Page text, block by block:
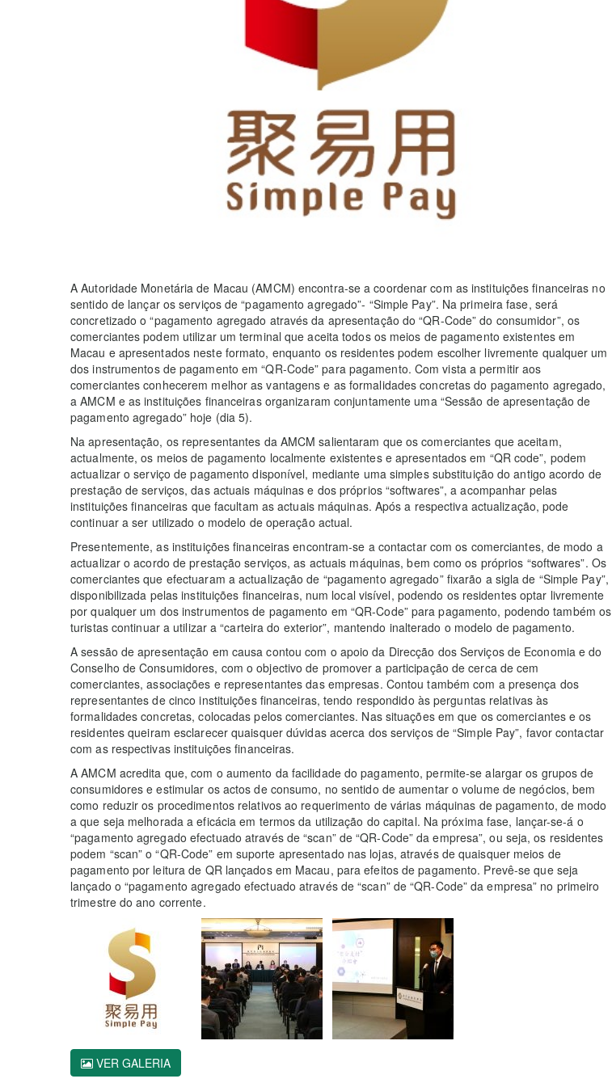
A Autoridade Monetária de Macau (AMCM) encontra-se a coordenar com as instituições financeiras no
sentido de lançar os serviços de “pagamento agregado”- “Simple Pay”. Na primeira fase, será
concretizado o “pagamento agregado através da apresentação do “QR-Code” do consumidor”, os
comerciantes podem utilizar um terminal que aceita todos os meios de pagamento existentes em
Macau e apresentados neste formato, enquanto os residentes podem escolher livremente qualquer um
dos instrumentos de pagamento em “QR-Code” para pagamento. Com vista a permitir aos
comerciantes conhecerem melhor as vantagens e as formalidades concretas do pagamento agregado,
a AMCM e as instituições financeiras organizaram conjuntamente uma “Sessão de apresentação de
pagamento agregado” hoje (dia 5).
Na apresentação, os representantes da AMCM salientaram que os comerciantes que aceitam,
actualmente, os meios de pagamento localmente existentes e apresentados em “QR code”, podem
actualizar o serviço de pagamento disponível, mediante uma simples substituição do antigo acordo de
prestação de serviços, das actuais máquinas e dos próprios “softwares”, a acompanhar pelas
instituições financeiras que facultam as actuais máquinas. Após a respectiva actualização, pode
continuar a ser utilizado o modelo de operação actual.
Presentemente, as instituições financeiras encontram-se a contactar com os comerciantes, de modo a
actualizar o acordo de prestação serviços, as actuais máquinas, bem como os próprios “softwares”. Os
comerciantes que efectuaram a actualização de “pagamento agregado” fixarão a sigla de “Simple Pay”,
disponibilizada pelas instituições financeiras, num local visível, podendo os residentes optar livremente
por qualquer um dos instrumentos de pagamento em “QR-Code” para pagamento, podendo também os
turistas continuar a utilizar a “carteira do exterior”, mantendo inalterado o modelo de pagamento.
A sessão de apresentação em causa contou com o apoio da Direcção dos Serviços de Economia e do
Conselho de Consumidores, com o objectivo de promover a participação de cerca de cem
comerciantes, associações e representantes das empresas. Contou também com a presença dos
representantes de cinco instituições financeiras, tendo respondido às perguntas relativas às
formalidades concretas, colocadas pelos comerciantes. Nas situações em que os comerciantes e os
residentes queiram esclarecer quaisquer dúvidas acerca dos serviços de “Simple Pay”, favor contactar
com as respectivas instituições financeiras.
A AMCM acredita que, com o aumento da facilidade do pagamento, permite-se alargar os grupos de
consumidores e estimular os actos de consumo, no sentido de aumentar o volume de negócios, bem
como reduzir os procedimentos relativos ao requerimento de várias máquinas de pagamento, de modo
a que seja melhorada a eficácia em termos da utilização do capital. Na próxima fase, lançar-se-á o
“pagamento agregado efectuado através de “scan” de “QR-Code” da empresa”, ou seja, os residentes
podem “scan” o “QR-Code” em suporte apresentado nas lojas, através de quaisquer meios de
pagamento por leitura de QR lançados em Macau, para efeitos de pagamento. Prevê-se que seja
lançado o “pagamento agregado efectuado através de “scan” de “QR-Code” da empresa” no primeiro
trimestre do ano corrente.
VER GALERIA